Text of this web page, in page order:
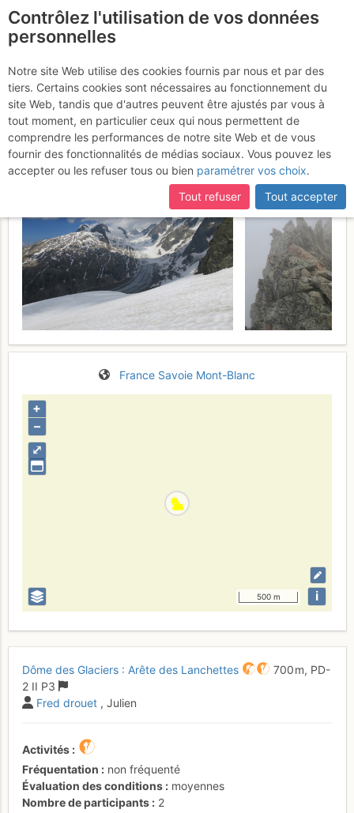
Dôme des Glaciers :
Arête des Lanchettes
Dimanche 25 juin 2017
France Savoie Mont-Blanc
⤢
+
–
500 m i
Dôme des Glaciers : Arête des Lanchettes 700 m, PD-
2 II P3
Fred drouet , Julien
Activités
Fréquentation
non fréquenté
Évaluation des conditions
moyennes
Nombre de participants
2
Contrôlez l'utilisation de vos données
personnelles
Notre site Web utilise des cookies fournis par nous et par des
tiers. Certains cookies sont nécessaires au fonctionnement du
site Web, tandis que d'autres peuvent être ajustés par vous à
tout moment, en particulier ceux qui nous permettent de
comprendre les performances de notre site Web et de vous
fournir des fonctionnalités de médias sociaux. Vous pouvez les
accepter ou les refuser tous ou bien paramétrer vos choix.
Tout refuser
Tout accepter